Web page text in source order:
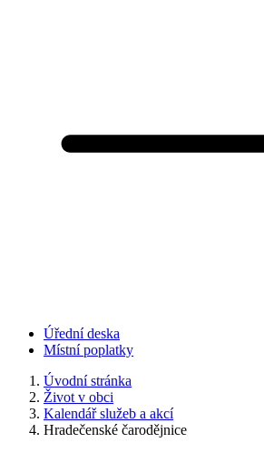
Úřední deska
Místní poplatky
Úvodní stránka
Život v obci
Kalendář služeb a akcí
Hradečenské čarodějnice